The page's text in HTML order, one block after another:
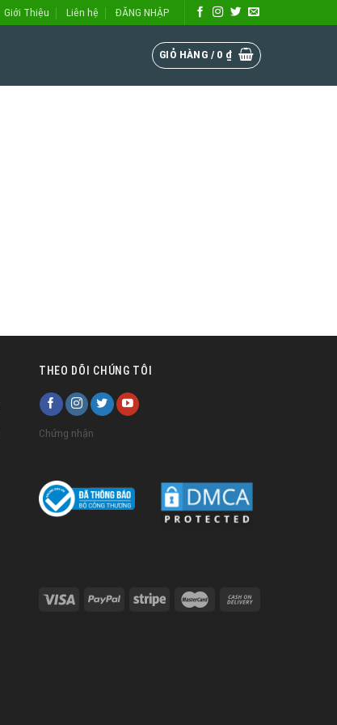
Giới Thiệu Liên hệ ĐĂNG NHẬP
GIỎ HÀNG / 0 ₫
THEO DÕI CHÚNG TÔI
Chứng nhận